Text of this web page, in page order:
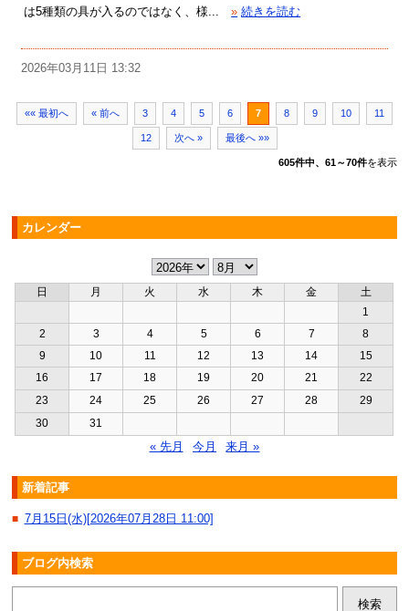
は5種類の具が入るのではなく、様...
» 続きを読む
2026年03月11日 13:32
«« 最初へ « 前へ 3 4 5 6 7 8 9 10 11
12 次へ » 最後へ »»
605件中、61～70件を表示
カレンダー
日 月 火 水 木 金
土
1
2
3 4 5 6 7
8
9
10 11 12 13 14
15
16
17 18 19 20 21
22
23
24 25 26 27 28
29
30
31
« 先月 今月 来月 »
新着記事
■ 7月15日(水)[2026年07月28日 11:00]
ブログ内検索